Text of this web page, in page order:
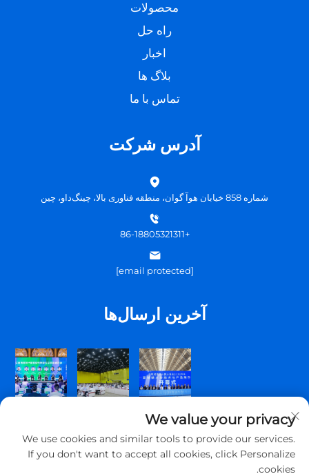
محصولات
راه حل
اخبار
بلاگ ها
تماس با ما
آدرس شرکت
شماره 858 خیابان هوآ گوان، منطقه فناوری بالا، چینگ‌داو، چین
+86-18805321311
[email protected]
آخرین ارسال‌ها
We value your privacy
We use cookies and similar tools to provide our services.
If you don't want to accept all cookies, click Personalize
cookies.